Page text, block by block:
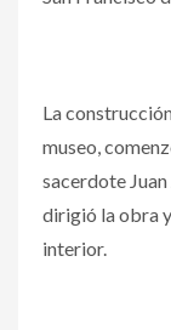
La
museo,
sacerdote
dirigió la obra
interior.